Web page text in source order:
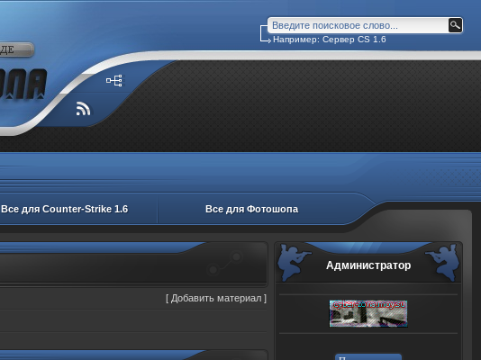
Например: Сервер CS 1.6
Все для Counter-Strike 1.6 Все для Фотошопа
Администратор
[ Добавить материал ]